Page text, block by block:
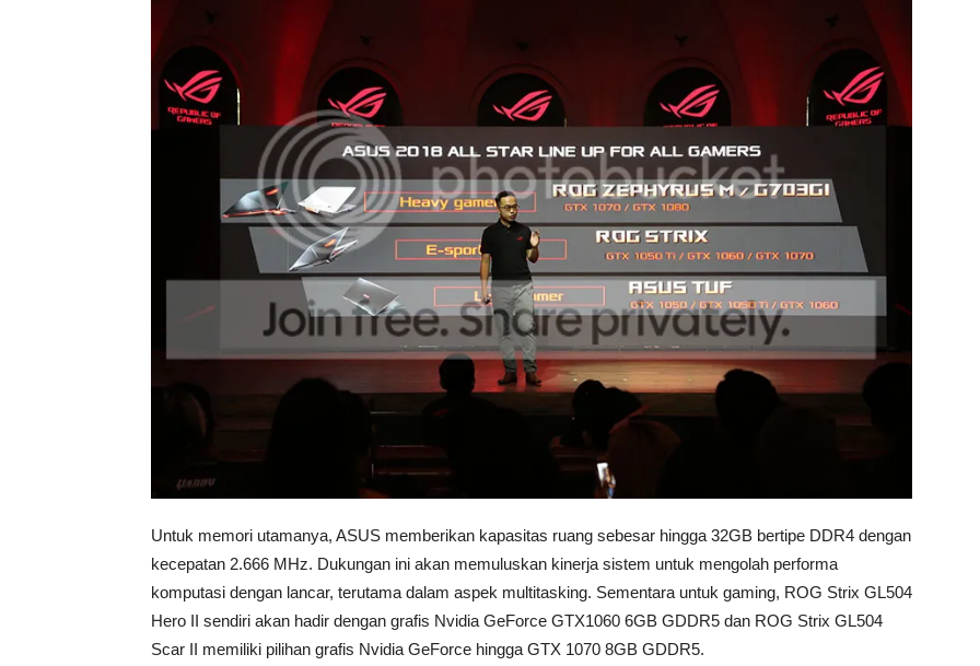
Untuk memori utamanya, ASUS memberikan kapasitas ruang sebesar hingga 32GB bertipe DDR4 dengan
kecepatan 2.666 MHz. Dukungan ini akan memuluskan kinerja sistem untuk mengolah performa
komputasi dengan lancar, terutama dalam aspek multitasking. Sementara untuk gaming, ROG Strix GL504
Hero II sendiri akan hadir dengan grafis Nvidia GeForce GTX1060 6GB GDDR5 dan ROG Strix GL504
Scar II memiliki pilihan grafis Nvidia GeForce hingga GTX 1070 8GB GDDR5.